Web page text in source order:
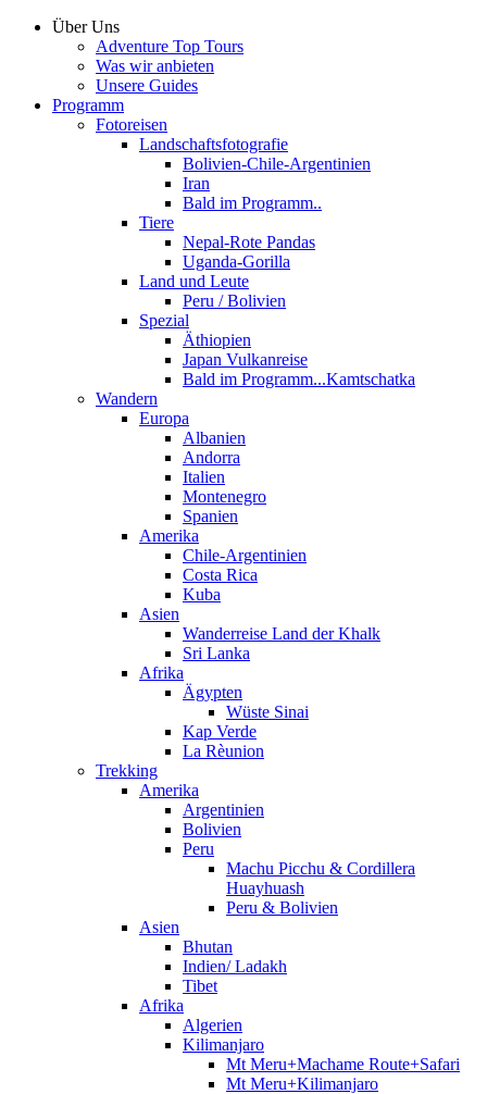
Über Uns
Adventure Top Tours
Was wir anbieten
Unsere Guides
Programm
Fotoreisen
Landschaftsfotografie
Bolivien-Chile-Argentinien
Iran
Bald im Programm..
Tiere
Nepal-Rote Pandas
Uganda-Gorilla
Land und Leute
Peru / Bolivien
Spezial
Äthiopien
Japan Vulkanreise
Bald im Programm...Kamtschatka
Wandern
Europa
Albanien
Andorra
Italien
Montenegro
Spanien
Amerika
Chile-Argentinien
Costa Rica
Kuba
Asien
Wanderreise Land der Khalk
Sri Lanka
Afrika
Ägypten
Wüste Sinai
Kap Verde
La Rèunion
Trekking
Amerika
Argentinien
Bolivien
Peru
Machu Picchu & Cordillera
Huayhuash
Peru & Bolivien
Asien
Bhutan
Indien/ Ladakh
Tibet
Afrika
Algerien
Kilimanjaro
Mt Meru+Machame Route+Safari
Mt Meru+Kilimanjaro